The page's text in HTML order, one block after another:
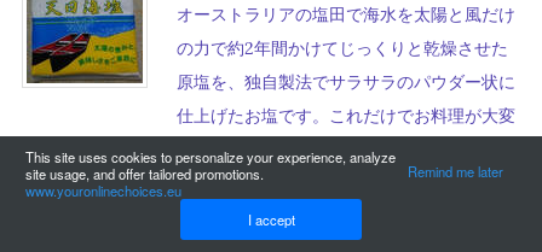
オーストラリアの塩田で海水を太陽と風だけ
の力で約2年間かけてじっくりと乾燥させた
原塩を、独自製法でサラサラのパウダー状に
仕上げたお塩です。これだけでお料理が大変
身するお塩！
米ぬか発酵 浅漬けの素 500ml
This site uses cookies to personalize your experience, analyze
site usage, and offer tailored promotions.
www.youronlinechoices.eu
Remind me later
I accept